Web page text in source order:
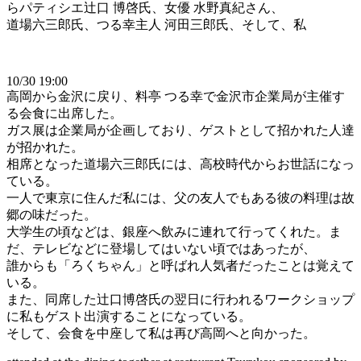
らパティシエ辻口 博啓氏、女優 水野真紀さん、
道場六三郎氏、つる幸主人 河田三郎氏、そして、私
10/30 19:00
高岡から金沢に戻り、料亭 つる幸で金沢市企業局が主催す
る会食に出席した。
ガス展は企業局が企画しており、ゲストとして招かれた人達
が招かれた。
相席となった道場六三郎氏には、高校時代からお世話になっ
ている。
一人で東京に住んだ私には、父の友人でもある彼の料理は故
郷の味だった。
大学生の頃などは、銀座へ飲みに連れて行ってくれた。ま
だ、テレビなどに登場してはいない頃ではあったが、
誰からも「ろくちゃん」と呼ばれ人気者だったことは覚えて
いる。
また、同席した辻口博啓氏の翌日に行われるワークショップ
に私もゲスト出演することになっている。
そして、会食を中座して私は再び高岡へと向かった。